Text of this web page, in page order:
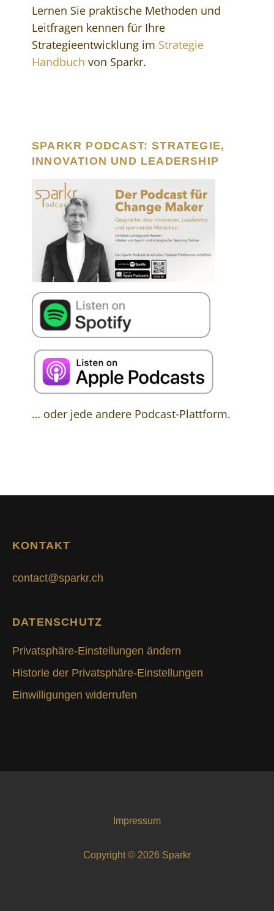
Lernen Sie praktische Methoden und
Leitfragen kennen für Ihre
Strategieentwicklung im Strategie
Handbuch von Sparkr.
SPARKR PODCAST: STRATEGIE,
INNOVATION UND LEADERSHIP
… oder jede andere Podcast-Plattform.
KONTAKT
contact@sparkr.ch
DATENSCHUTZ
Privatsphäre-Einstellungen ändern
Historie der Privatsphäre-Einstellungen
Einwilligungen widerrufen
Impressum
Copyright © 2026 Sparkr